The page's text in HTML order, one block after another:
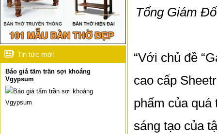
Tin tức mới
Báo giá tấm trần sợi khoáng
Vgypsum
Tổng Giám
“Với chủ đề
cao cấp
phẩm của
sáng tạo của